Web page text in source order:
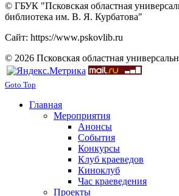
© ГБУК "Псковская областная
библиотека им. В. Я. Курбатова"
Сайт: https://www.pskovlib.ru
© 2026 Псковская областная
Goto Top
Главная
Мероприятия
Анонсы
События
Конкурсы
Клуб краеведов
Киноклуб
Час краеведения
Проекты